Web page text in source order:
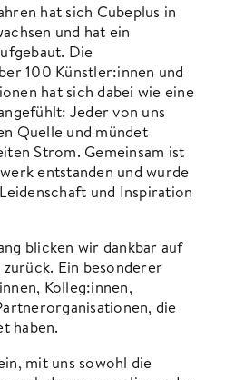
hat sich Cubeplus in
und hat ein
Die
100 Künstler:innen und
hat sich dabei wie eine
Jeder von uns
Quelle und mündet
Strom. Gemeinsam ist
entstanden und wurde
und Inspiration
blicken wir dankbar auf
Ein besonderer
Kolleg:innen,
die
haben.
mit uns sowohl die